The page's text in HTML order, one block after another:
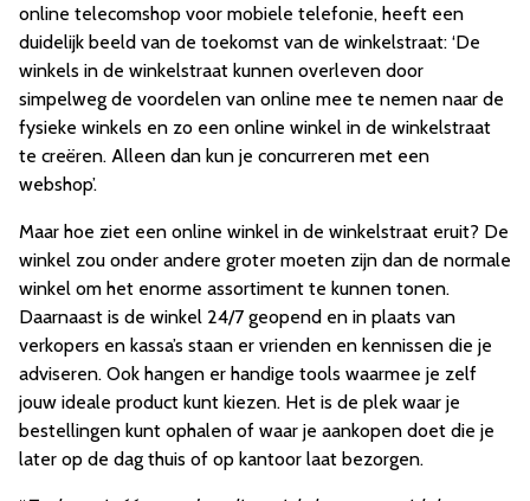
online telecomshop voor mobiele telefonie, heeft een
duidelijk beeld van de toekomst van de winkelstraat: ‘De
winkels in de winkelstraat kunnen overleven door
simpelweg de voordelen van online mee te nemen naar de
fysieke winkels en zo een online winkel in de winkelstraat
te creëren. Alleen dan kun je concurreren met een
webshop’.
Maar hoe ziet een online winkel in de winkelstraat eruit? De
winkel zou onder andere groter moeten zijn dan de normale
winkel om het enorme assortiment te kunnen tonen.
Daarnaast is de winkel 24/7 geopend en in plaats van
verkopers en kassa’s staan er vrienden en kennissen die je
adviseren. Ook hangen er handige tools waarmee je zelf
jouw ideale product kunt kiezen. Het is de plek waar je
bestellingen kunt ophalen of waar je aankopen doet die je
later op de dag thuis of op kantoor laat bezorgen.